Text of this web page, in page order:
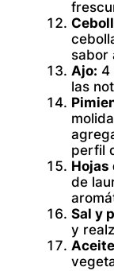
sabor
Ajo: 4
las
perfil
Hojas
de
Sal y
y